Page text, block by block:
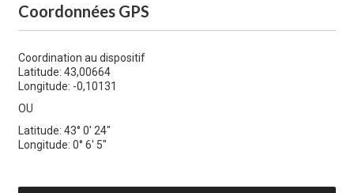
Coordonnées GPS
Coordination au dispositif
Latitude: 43,00664
Longitude: -0,10131
OU
Latitude: 43° 0' 24"
Longitude: 0° 6' 5"